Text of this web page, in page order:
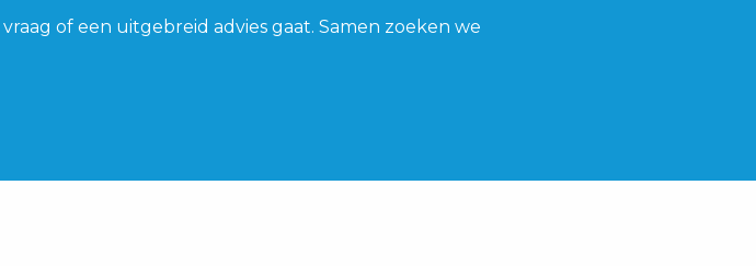
of een uitgebreid advies gaat. Samen zoeken we